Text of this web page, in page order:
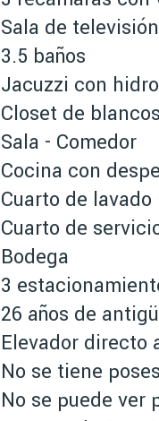
Sala de
3.5 baños
Jacuzzi con
Closet de blancos
Sala - Comedor
Cocina con
Cuarto de lavado
Cuarto de
Bodega
3
26 años de
Elevador directo
No se tiene
No se puede ver